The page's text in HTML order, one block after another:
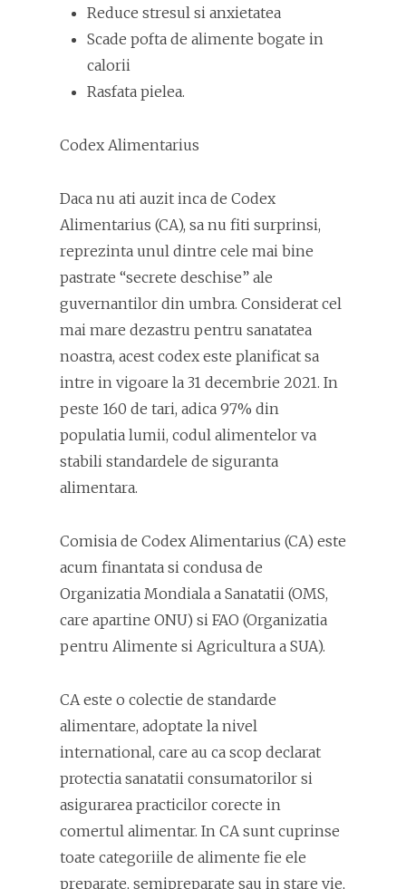
Reduce stresul si anxietatea
Scade pofta de alimente bogate in
calorii
Rasfata pielea.
Codex Alimentarius
Daca nu ati auzit inca de Codex
Alimentarius (CA), sa nu fiti surprinsi,
reprezinta unul dintre cele mai bine
pastrate “secrete deschise” ale
guvernantilor din umbra. Considerat cel
mai mare dezastru pentru sanatatea
noastra, acest codex este planificat sa
intre in vigoare la 31 decembrie 2021. In
peste 160 de tari, adica 97% din
populatia lumii, codul alimentelor va
stabili standardele de siguranta
alimentara.
Comisia de Codex Alimentarius (CA) este
acum finantata si condusa de
Organizatia Mondiala a Sanatatii (OMS,
care apartine ONU) si FAO (Organizatia
pentru Alimente si Agricultura a SUA).
CA este o colectie de standarde
alimentare, adoptate la nivel
international, care au ca scop declarat
protectia sanatatii consumatorilor si
asigurarea practicilor corecte in
comertul alimentar. In CA sunt cuprinse
toate categoriile de alimente fie ele
preparate, semipreparate sau in stare vie,